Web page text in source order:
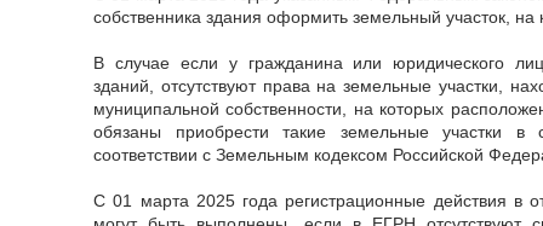
собственника здания оформить земельный участок,
В случае если у гражданина или юридического
зданий, отсутствуют права на земельные участки,
муниципальной собственности, на которых
обязаны приобрести такие земельные участки в
соответствии с Земельным кодексом Российской
С 01 марта 2025 года регистрационные действия в